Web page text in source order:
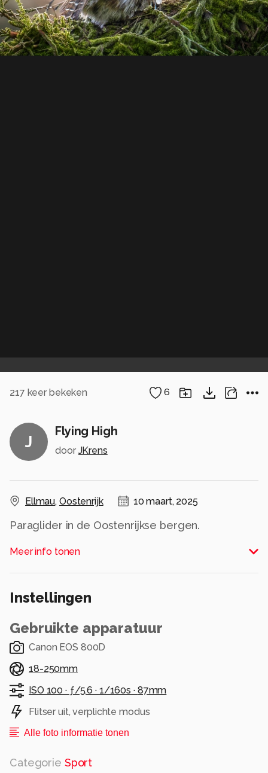
217 keer bekeken 6
J
Flying High
door JKrens
Ellmau, Oostenrijk 10 maart, 2025
Paraglider in de Oostenrijkse bergen.
Alle rechten voorbehouden
Meer info tonen
Instellingen
Gebruikte apparatuur
Canon EOS 800D
18-250mm
ISO 100 · ƒ/5.6 · 1/160s · 87mm
Flitser uit, verplichte modus
Alle foto informatie tonen
Categorie Sport